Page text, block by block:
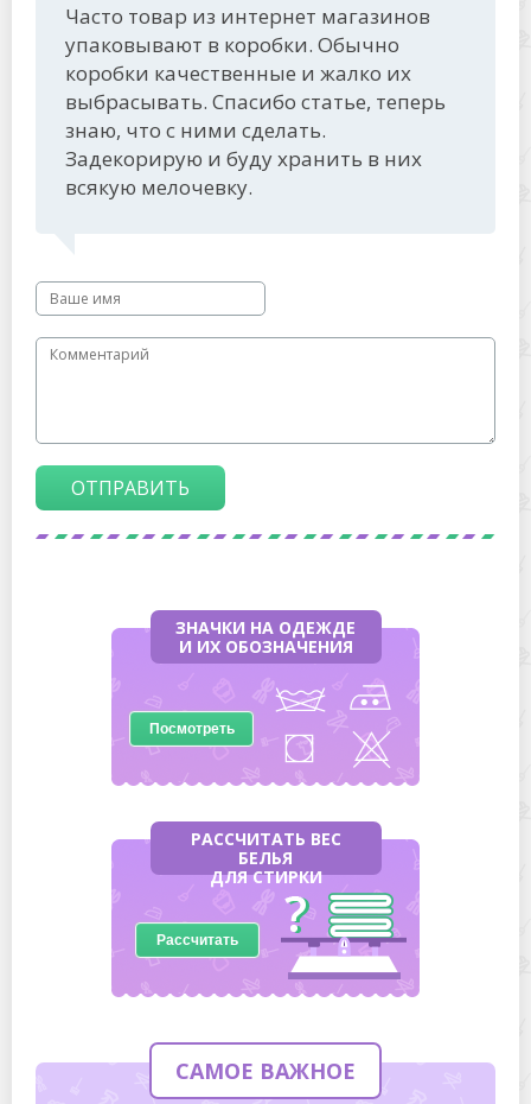
Часто товар из интернет магазинов
упаковывают в коробки. Обычно
коробки качественные и жалко их
выбрасывать. Спасибо статье, теперь
знаю, что с ними сделать.
Задекорирую и буду хранить в них
всякую мелочевку.
ОТПРАВИТЬ
ЗНАЧКИ НА ОДЕЖДЕ
И ИХ ОБОЗНАЧЕНИЯ
Посмотреть
РАССЧИТАТЬ ВЕС
БЕЛЬЯ
ДЛЯ СТИРКИ
Рассчитать
САМОЕ ВАЖНОЕ